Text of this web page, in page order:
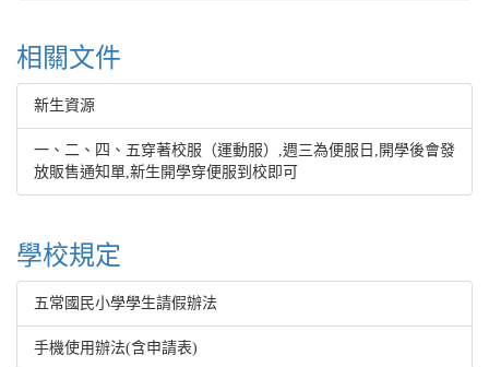
相關文件
新生資源
一、二、四、五穿著校服（運動服）,週三為便服日,開學後會發
放販售通知單,新生開學穿便服到校即可
學校規定
五常國民小學學生請假辦法
手機使用辦法(含申請表)